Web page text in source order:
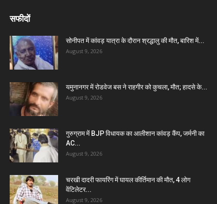
सफीदों
सोनीपत में कांवड़ यात्रा के दौरान श्रद्धालु की मौत, बारिश में...
August 9, 2026
यमुनानगर में रोडवेज बस ने राहगीर को कुचला, मौत; हादसे के...
August 9, 2026
गुरुग्राम में BJP विधायक का आलीशान कांवड़ कैंप, जर्मनी का
AC...
August 9, 2026
चरखी दादरी फायरिंग में घायल कीर्तिमान की मौत, 4 लोग
वेंटिलेटर...
August 9, 2026